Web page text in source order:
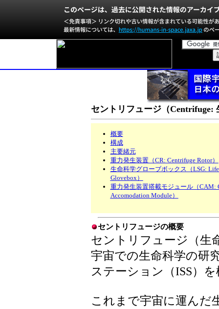
セントリフュージ（Centrifuge:
概要
構成
主要緒元
重力発生装置（CR: Centrifuge Rotor）
生命科学グローブボックス（LSG: Life
Glovebox）
重力発生装置搭載モジュール（CAM:
Accomodation Module）
セントリフュージの概要
セントリフュージ（生
宇宙での生命科学の研
ステーション（ISS）
これまで宇宙に運んだ